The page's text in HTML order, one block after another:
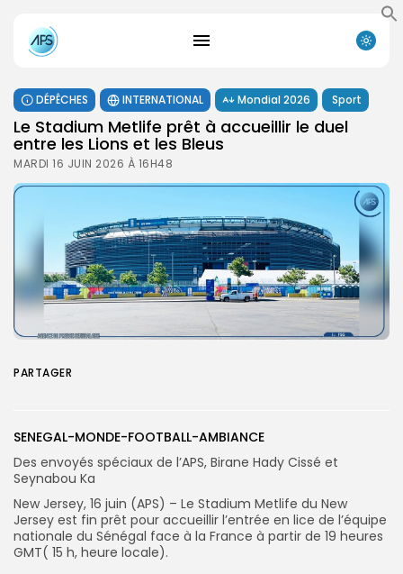
Search
for:
Search
Button
DÉPÊCHES INTERNATIONAL Mondial 2026 Sport
‎Le Stadium Metlife prêt à accueillir le duel
entre les Lions et les Bleus
MARDI 16 JUIN 2026 À 16H48
SENEGAL-MONDE-FOOTBALL-AMBIANCE
Des envoyés spéciaux de l’APS, Birane Hady Cissé et
Seynabou Ka
New Jersey, 16 juin (APS) – Le Stadium Metlife du New
Jersey est fin prêt pour accueillir l’entrée en lice de l’équipe
nationale du Sénégal face à la France à partir de 19 heures
GMT( 15 h, heure locale).
PARTAGER